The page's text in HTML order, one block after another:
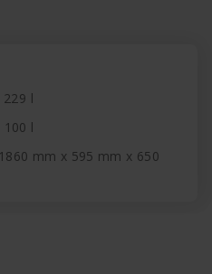
l
l
mm x 595 mm x 650